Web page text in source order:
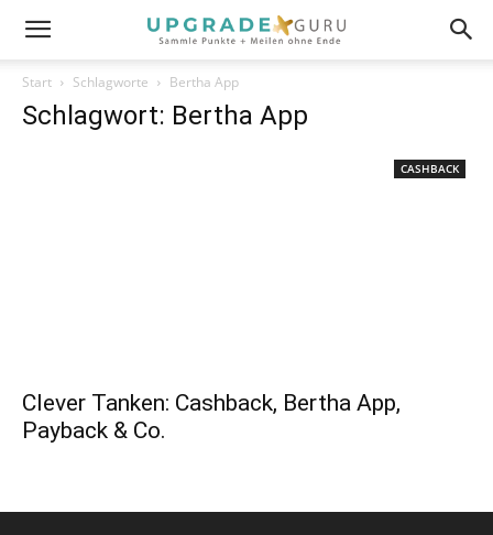
Start Schlagworte Bertha App
Schlagwort: Bertha App
CASHBACK
Clever Tanken: Cashback, Bertha App,
Payback & Co.